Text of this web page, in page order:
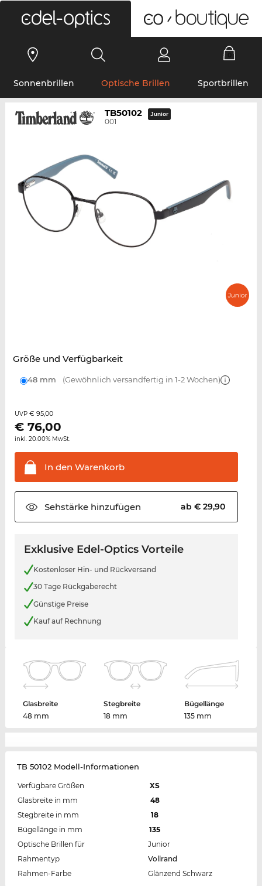
Sonnenbrillen Optische Brillen Sportbrillen
TB50102
001
Junior
Größe und Verfügbarkeit
48 mm (Gewöhnlich versandfertig in 1-2 Wochen)
UVP € 95,00
€ 76,00
inkl. 20.00% MwSt.
In den Warenkorb
Sehstärkehinzufügen ab € 29,90
Exklusive Edel-Optics Vorteile
Kostenloser Hin- und Rückversand
30 Tage Rückgaberecht
Günstige Preise
Kauf auf Rechnung
Glasbreite
48 mm
Stegbreite
18 mm
Bügellänge
135 mm
TB 50102 Modell-Informationen
Verfügbare Größen
XS
Glasbreite in mm
48
Stegbreite in mm
18
Bügellänge in mm
135
Optische Brillen für
Junior
Rahmentyp
Vollrand
Rahmen-Farbe
Glänzend Schwarz